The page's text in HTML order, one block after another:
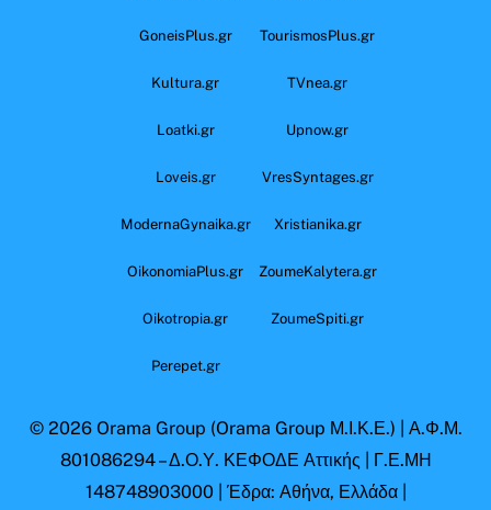
GoneisPlus.gr TourismosPlus.gr
Kultura.gr TVnea.gr
Loatki.gr Upnow.gr
Loveis.gr VresSyntages.gr
ModernaGynaika.gr Xristianika.gr
OikonomiaPlus.gr ZoumeKalytera.gr
Oikotropia.gr ZoumeSpiti.gr
Perepet.gr
© 2026 Orama Group (Orama Group Μ.Ι.Κ.Ε.) | Α.Φ.Μ.
801086294 – Δ.Ο.Υ. ΚΕΦΟΔΕ Αττικής | Γ.Ε.ΜΗ
148748903000 | Έδρα: Αθήνα, Ελλάδα |